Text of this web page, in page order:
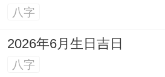
才能介绍隐藏剧情！
八字
2026年6月生日吉日
八字